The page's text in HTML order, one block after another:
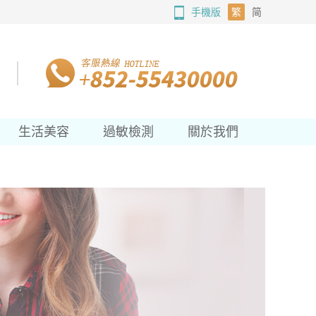
手機版 繁 简
生活美容 過敏檢測 關於我們